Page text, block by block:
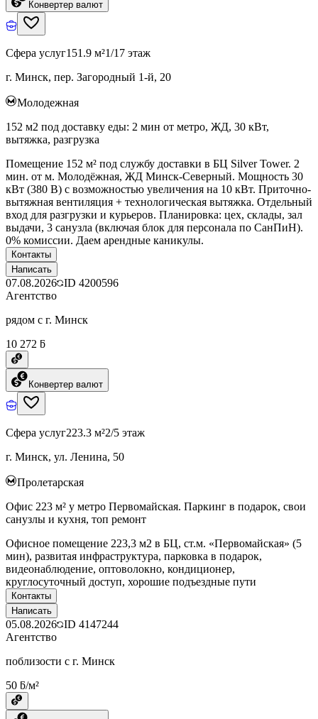
Конвертер валют
Сфера услуг151.9 м²1/17 этаж
г. Минск, пер. Загородный 1-й, 20
Молодежная
152 м2 под доставку еды: 2 мин от метро, ЖД, 30 кВт,
вытяжка, разгрузка
Помещение 152 м² под службу доставки в БЦ Silver Tower. 2
мин. от м. Молодёжная, ЖД Минск-Северный. Мощность 30
кВт (380 В) с возможностью увеличения на 10 кВт. Приточно-
вытяжная вентиляция + технологическая вытяжка. Отдельный
вход для разгрузки и курьеров. Планировка: цех, склады, зал
выдачи, 3 санузла (включая блок для персонала по СанПиН).
0% комиссии. Даем арендные каникулы.
Контакты
Написать
07.08.2026 ID 4200596
Агентство
рядом с г. Минск
10 272 ƃ
Конвертер валют
Сфера услуг223.3 м²2/5 этаж
г. Минск, ул. Ленина, 50
Пролетарская
Офис 223 м² у метро Первомайская. Паркинг в подарок, свои
санузлы и кухня, топ ремонт
Офисное помещение 223,3 м2 в БЦ, ст.м. «Первомайская» (5
мин), развитая инфраструктура, парковка в подарок,
видеонаблюдение, оптоволокно, кондиционер,
круглосуточный доступ, хорошие подъездные пути
Контакты
Написать
05.08.2026 ID 4147244
Агентство
поблизости с г. Минск
50 ƃ/м²